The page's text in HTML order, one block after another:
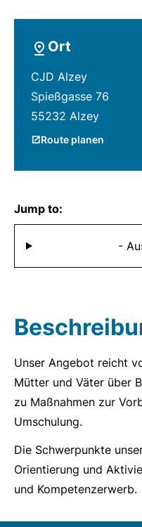
Ort
CJD Alzey
Spießgasse 76
55232 Alzey
Route planen
Jump to:
-
Unser Angebot reicht
Mütter und Väter über
zu Maßnahmen zur
Umschulung.
Die Schwerpunkte
Orientierung und
und Kompetenzerwerb.